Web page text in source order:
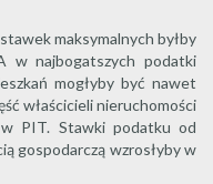
maksymalnych byłby
w najbogatszych podatki
mogłyby być nawet
właścicieli nieruchomości
PIT. Stawki podatku od
gospodarczą wzrosłyby w